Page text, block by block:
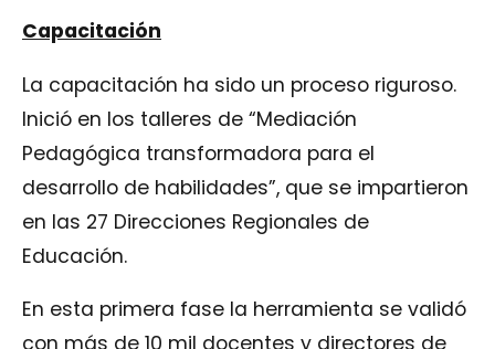
Capacitación
La capacitación ha sido un proceso riguroso.
Inició en los talleres de “Mediación
Pedagógica transformadora para el
desarrollo de habilidades”, que se impartieron
en las 27 Direcciones Regionales de
Educación.
En esta primera fase la herramienta se validó
con más de 10 mil docentes y directores de